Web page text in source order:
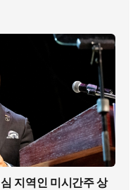
지역인 미시간주 상